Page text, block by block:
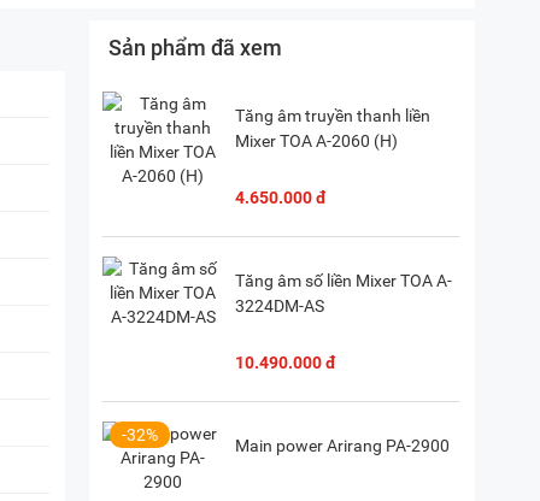
Chỉ đường)
Vườn Lài, TP. HCM( Chỉ đường)
Sản phẩm đã xem
Tăng âm truyền thanh liền
Mixer TOA A-2060 (H)
4.650.000 đ
Tăng âm số liền Mixer TOA A-
3224DM-AS
10.490.000 đ
-32%
Main power Arirang PA-2900